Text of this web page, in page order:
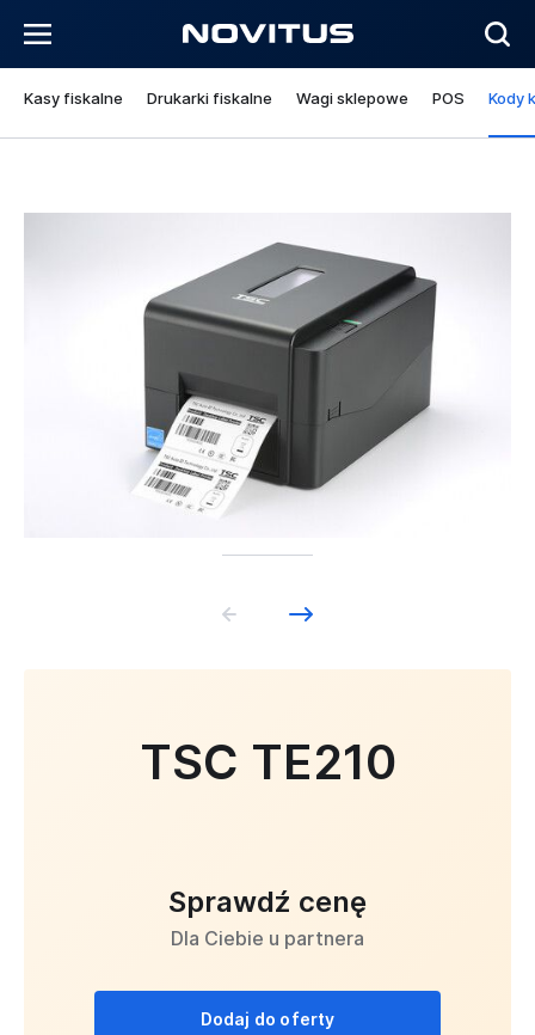
Kasy fiskalne Drukarki fiskalne Wagi sklepowe POS Kody
TSC TE210
Sprawdź cenę
Dla Ciebie u partnera
Dodaj do oferty